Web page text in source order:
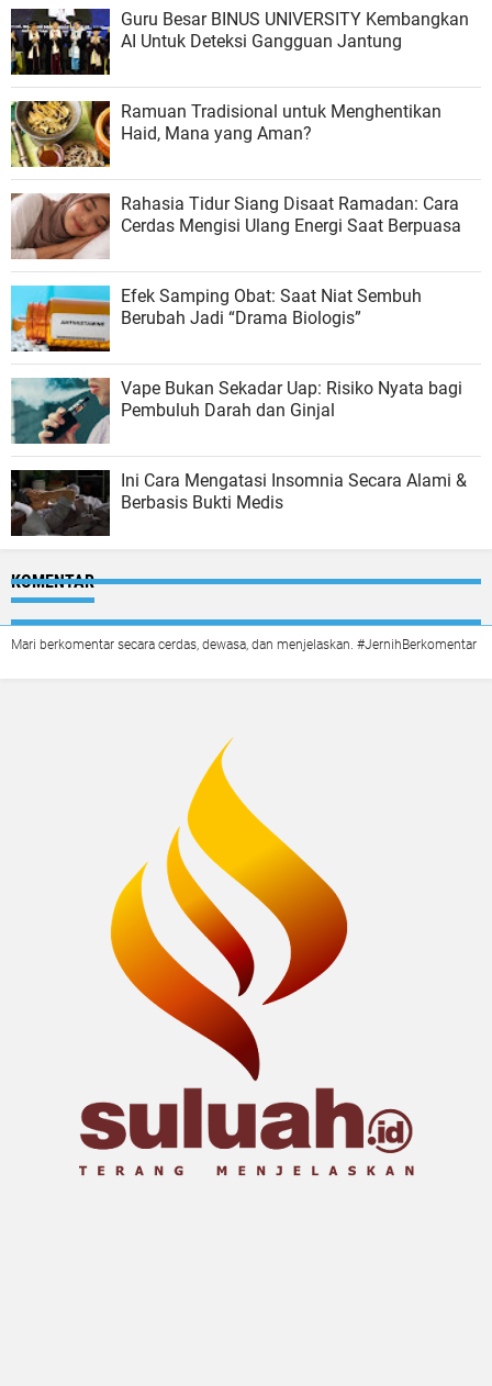
Guru Besar BINUS UNIVERSITY Kembangkan
AI Untuk Deteksi Gangguan Jantung
Ramuan Tradisional untuk Menghentikan
Haid, Mana yang Aman?
Rahasia Tidur Siang Disaat Ramadan: Cara
Cerdas Mengisi Ulang Energi Saat Berpuasa
Efek Samping Obat: Saat Niat Sembuh
Berubah Jadi “Drama Biologis”
Vape Bukan Sekadar Uap: Risiko Nyata bagi
Pembuluh Darah dan Ginjal
Ini Cara Mengatasi Insomnia Secara Alami &
Berbasis Bukti Medis
KOMENTAR
Mari berkomentar secara cerdas, dewasa, dan menjelaskan. #JernihBerkomentar